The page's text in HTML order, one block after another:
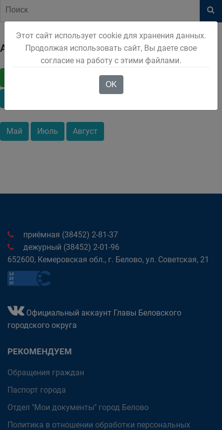
Архив
2020
Май Июль Август
приёмная (38452) 2-81-37
дежурный (38452) 2-01-96
652600, Кемеровская обл., г. Белово, ул. Советская, 21
Официальный аккаунт Главы Беловского
городского округа
РЕКОМЕНДУЕМ
Обращения граждан
Паспорт города
Отдел "Мои документы" город Белово
Политика в отношении обработки персональных
Этот сайт использует cookie для хранения данных.
Продолжая использовать сайт, Вы даете свое
согласие на работу с этими файлами.
OK